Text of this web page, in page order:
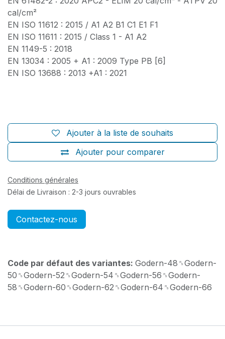
cal/cm²
EN ISO 11612 : 2015 / A1 A2 B1 C1 E1 F1
EN ISO 11611 : 2015 / Class 1 - A1 A2
EN 1149-5 : 2018
EN 13034 : 2005 + A1 : 2009 Type PB [6]
EN ISO 13688 : 2013 +A1 : 2021
Ajouter pour comparer
Ajouter à la liste de souhaits
Conditions générales
Délai de Livraison : 2-3 jours ouvrables
Contactez-nous
Code par défaut des variantes: Godern-48␞Godern-
50␞Godern-52␞Godern-54␞Godern-56␞Godern-
58␞Godern-60␞Godern-62␞Godern-64␞Godern-66